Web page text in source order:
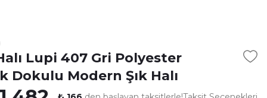
Lupi 407 Gri Polyester
Dokulu Modern Şık Halı